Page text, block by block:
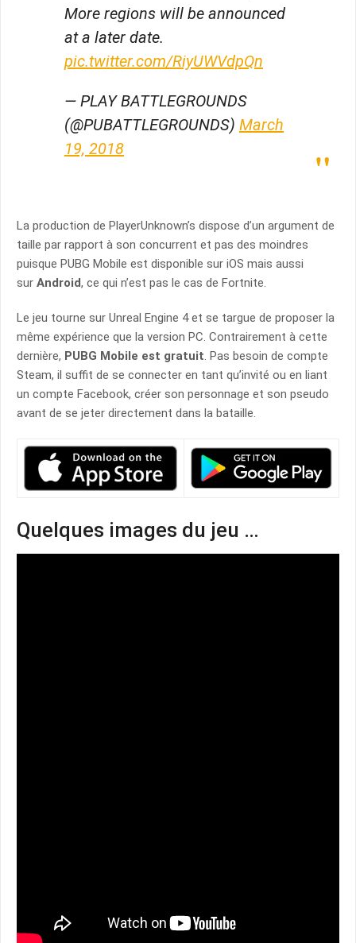
More regions will be announced
at a later date.
pic.twitter.com/RiyUWVdpQn
— PLAY BATTLEGROUNDS
(@PUBATTLEGROUNDS) March
19, 2018
La production de PlayerUnknown’s dispose d’un argument de
taille par rapport à son concurrent et pas des moindres
puisque PUBG Mobile est disponible sur iOS mais aussi
sur Android, ce qui n’est pas le cas de Fortnite.
Le jeu tourne sur Unreal Engine 4 et se targue de proposer la
même expérience que la version PC. Contrairement à cette
dernière, PUBG Mobile est gratuit. Pas besoin de compte
Steam, il suffit de se connecter en tant qu’invité ou en liant
un compte Facebook, créer son personnage et son pseudo
avant de se jeter directement dans la bataille.
Quelques images du jeu …